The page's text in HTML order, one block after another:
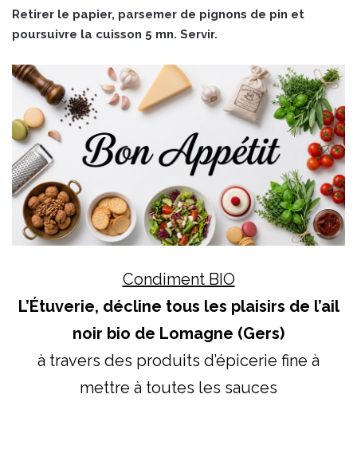
Retirer le papier, parsemer de pignons de pin et
poursuivre la cuisson 5 mn. Servir.
Condiment BIO
L’Étuverie, décline tous les plaisirs de l’ail
noir bio de Lomagne (Gers)
à travers des produits d’épicerie fine à
mettre à toutes les sauces